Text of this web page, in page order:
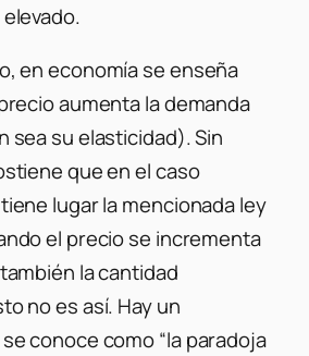
en economía se enseña
aumenta la demanda
sea su elasticidad). Sin
que en el caso
lugar la mencionada ley
el precio se incrementa
la cantidad
no es así. Hay un
conoce como “la paradoja